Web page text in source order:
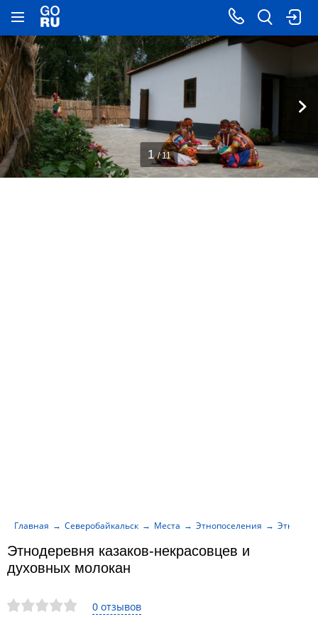
0 отзывов
Этнодеревня казаков-некрасовцев и
духовных молокан
Главная Северобайкальск Места Этнопоселения
1 / 11